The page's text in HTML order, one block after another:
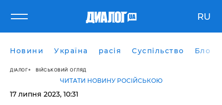
RU
Новини Україна расія Суспільство Блоги
ДІАЛОГ ВІЙСЬКОВИЙ ОГЛЯД
ЧИТАТИ НОВИНУ РОСІЙСЬКОЮ
17 липня 2023, 10:31